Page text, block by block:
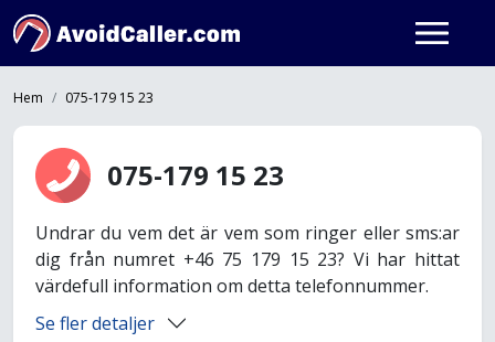
Hem 075-179 15 23
075-179 15 23
Undrar du vem det är vem som ringer eller sms:ar
dig från numret +46 75 179 15 23? Vi har hittat
värdefull information om detta telefonnummer.
Se fler detaljer